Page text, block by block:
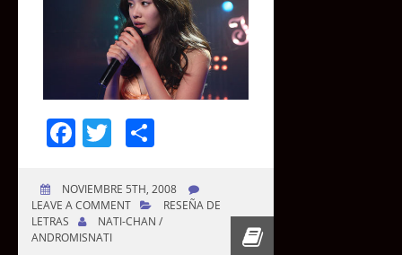
Facebook
Twitter
NOVIEMBRE 5TH, 2008
LEAVE A COMMENT
RESEÑA DE
LETRAS
NATI-CHAN /
ANDROMISNATI